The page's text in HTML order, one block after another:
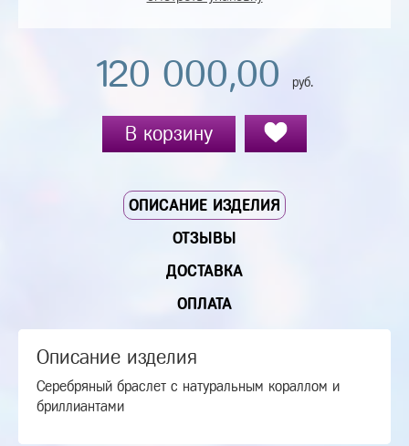
120 000,00 руб.
В корзину
ОПИСАНИЕ ИЗДЕЛИЯ
ОТЗЫВЫ
ДОСТАВКА
ОПЛАТА
Описание изделия
Серебряный браслет с натуральным кораллом и
бриллиантами